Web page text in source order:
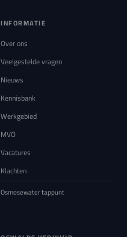
INFORMATIE
Over ons
Veelgestelde vragen
Nieuws
Kennisbank
Werkgebied
MVO
Vacatures
Klachten
Osmosewater tappunt